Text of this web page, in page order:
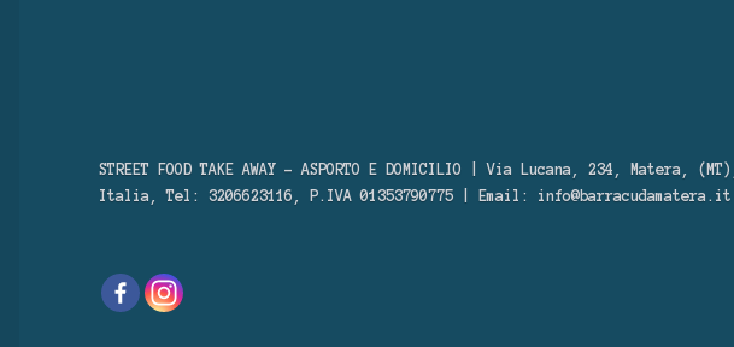
STREET FOOD TAKE AWAY – ASPORTO E DOMICILIO | Via Lucana, 234, Matera, (MT),
Italia, Tel: 3206623116, P.IVA 01353790775 | Email: info@barracudamatera.it